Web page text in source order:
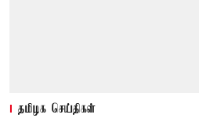
தமிழக செய்திகள்